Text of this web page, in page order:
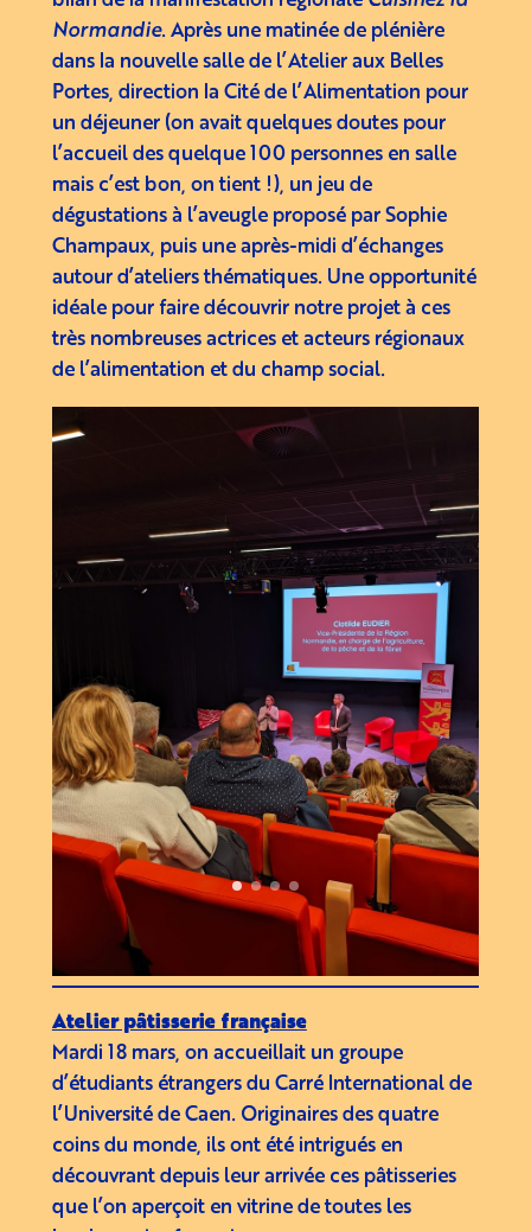
Normandie. Après une matinée de plénière
dans la nouvelle salle de l’Atelier aux Belles
Portes, direction la Cité de l’Alimentation pour
un déjeuner (on avait quelques doutes pour
l’accueil des quelque 100 personnes en salle
mais c’est bon, on tient !), un jeu de
dégustations à l’aveugle proposé par Sophie
Champaux, puis une après-midi d’échanges
autour d’ateliers thématiques. Une opportunité
idéale pour faire découvrir notre projet à ces
très nombreuses actrices et acteurs régionaux
de l’alimentation et du champ social.
Atelier pâtisserie française
Mardi 18 mars, on accueillait un groupe
d’étudiants étrangers du Carré International de
l’Université de Caen. Originaires des quatre
coins du monde, ils ont été intrigués en
découvrant depuis leur arrivée ces pâtisseries
que l’on aperçoit en vitrine de toutes les